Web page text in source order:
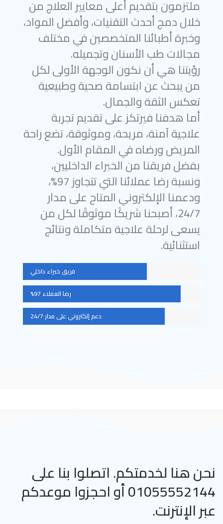
ملتزمون بتقديم أعلى معايير العلاج من
خلال دمج أحدث التقنيات، وأفضل المواد،
وخبرة أطبائنا المتخصصين في مختلف
مجالات طب الأسنان وتجميله.
رؤيتنا هي أن نكون الوجهة الأولى لكل
من يبحث عن ابتسامة صحية وطبيعية
تعكس الثقة والجمال.
أما هدفنا فيرتكز على تقديم تجربة
علاجية آمنة، مريحة، وموثوقة، تضع راحة
المريض ورضاه في المقام الأول.
بفضل فريقنا من الخبراء الداخليين،
ونسبة رضا عملائنا التي تتجاوز 97%،
ودعمنا الإلكتروني المتاح على مدار
24/7، أصبحنا شريكًا موثوقًا لكل من
يسعى لرحلة علاجية متكاملة ونتائج
استثنائية.
فريق خبراء داخلي
رضا العملاء 97%
دعم إلكتروني على مدار 24/7
نحن هنا لخدمتكم. اتصلوا بنا على
01055552144 أو احجزوا موعدكم
عبر الإنترنت.